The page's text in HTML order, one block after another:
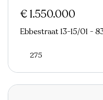
€ 1.550.000
Ebbestraat 13-15/01 -
275